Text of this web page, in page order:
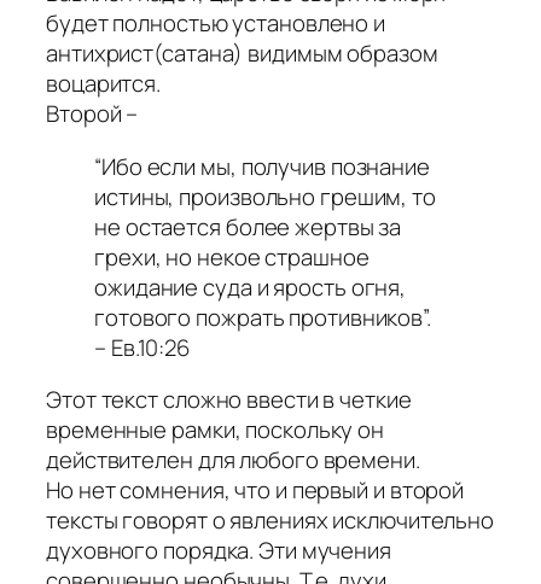
будет полностью установлено и
антихрист(сатана) видимым образом
воцарится.
Второй –
“Ибо если мы, получив познание
истины, произвольно грешим, то
не остается более жертвы за
грехи, но некое страшное
ожидание суда и ярость огня,
готового пожрать противников”.
– Ев.10:26
Этот текст сложно ввести в четкие
временные рамки, поскольку он
действителен для любого времени.
Но нет сомнения, что и первый и второй
тексты говорят о явлениях исключительно
духовного порядка. Эти мучения